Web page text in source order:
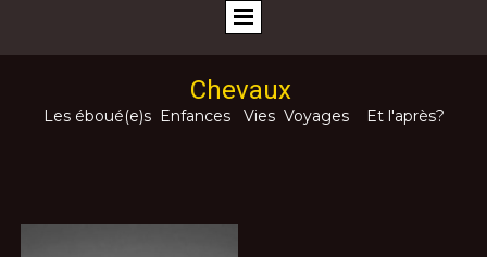
Chevaux
Les éboué(e)s Enfances Vies Voyages Et l'après?